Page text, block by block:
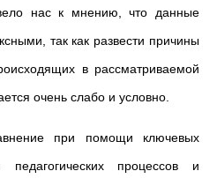
нас к мнению, что данные
так как развести причины
в рассматриваемой
очень слабо и условно.
при помощи ключевых
педагогических процессов и